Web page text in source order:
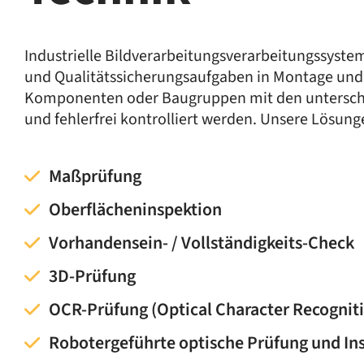
Industrielle
und Qualitätssicherungsaufgaben in Montage
Komponenten oder Baugruppen mit den
und fehlerfrei kontrolliert werden. Unsere
Maßprüfung
Oberflächeninspektion
Vorhandensein- / Vollständigkeits-Check
3D-Prüfung
OCR-Prüfung (Optical Character
Robotergeführte optische Prüfung und